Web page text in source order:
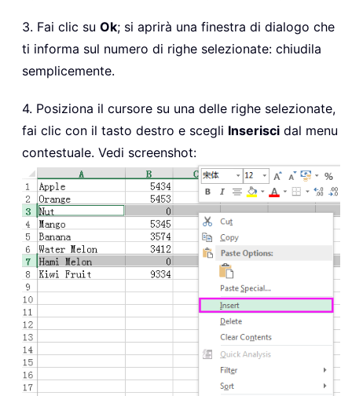
3. Fai clic su Ok; si aprirà una finestra di dialogo che
ti informa sul numero di righe selezionate: chiudila
semplicemente.
4. Posiziona il cursore su una delle righe selezionate,
fai clic con il tasto destro e scegli Inserisci dal menu
contestuale. Vedi screenshot: